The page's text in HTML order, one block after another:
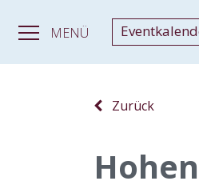
MENÜ
Zurück